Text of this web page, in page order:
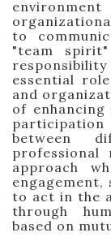
to
"team
essential
and
of
between
approach
to act in the
through
based on